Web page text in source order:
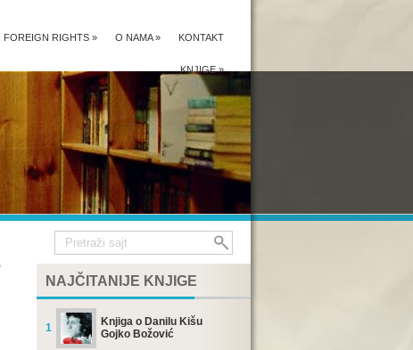
KONTAKT
O NAMA»
FOREIGN RIGHTS »
KNJIGE»
NAJČITANIJE KNJIGE
1
Knjiga o Danilu Kišu
Gojko Božović